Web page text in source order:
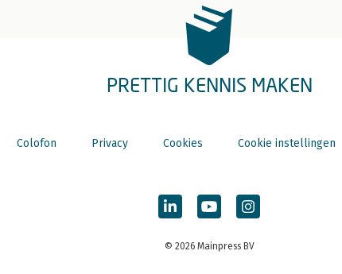
PRETTIG KENNIS MAKEN
Colofon Privacy Cookies Cookie instellingen
© 2026 Mainpress BV